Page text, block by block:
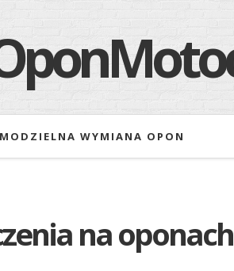
WYMIANA OPON
na oponach